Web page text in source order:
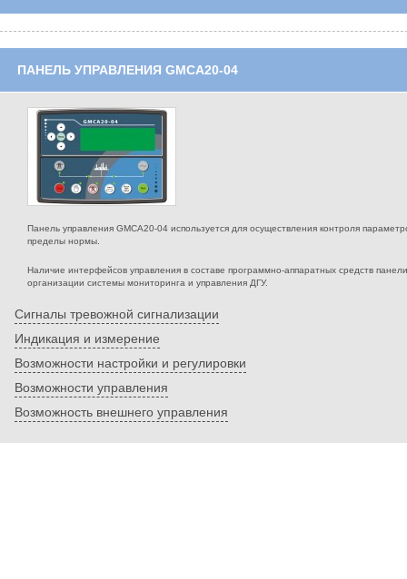
ПАНЕЛЬ УПРАВЛЕНИЯ GMCA20-04
Панель управления GMCA20-04 используется для осуществления контроля
пределы нормы.
Наличие интерфейсов управления в составе программно-аппаратных средств
организации системы мониторинга и управления ДГУ.
Сигналы тревожной сигнализации
Индикация и измерение
Возможности настройки и регулировки
Возможности управления
Возможность внешнего управления